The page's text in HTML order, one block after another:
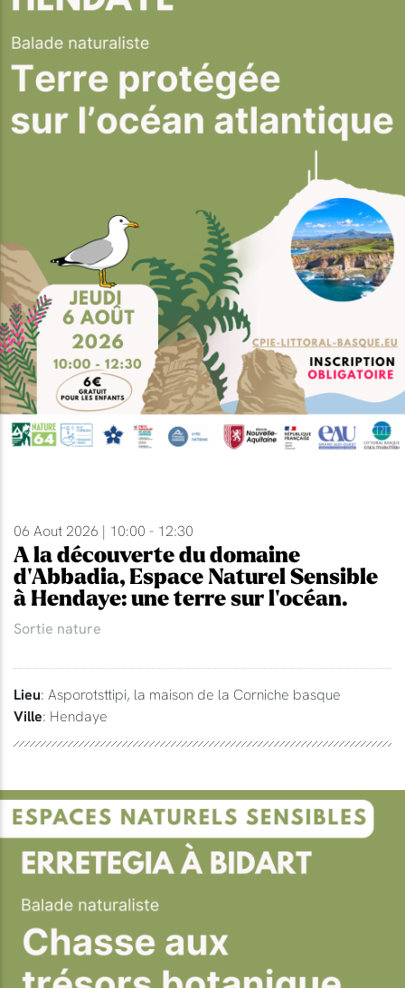
06 Aout 2026 | 10:00 - 12:30
A la découverte du domaine
d'Abbadia, Espace Naturel Sensible
à Hendaye: une terre sur l'océan.
Sortie nature
Lieu: Asporotsttipi, la maison de la Corniche basque
Ville: Hendaye